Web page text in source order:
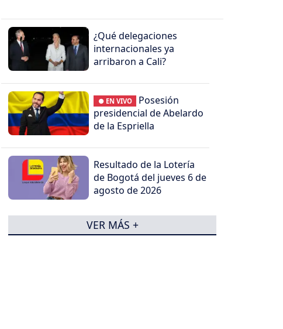
¿Qué delegaciones
internacionales ya
arribaron a Cali?
● EN VIVO
Posesión
presidencial de Abelardo
de la Espriella
Resultado de la Lotería
de Bogotá del jueves 6 de
agosto de 2026
VER MÁS +